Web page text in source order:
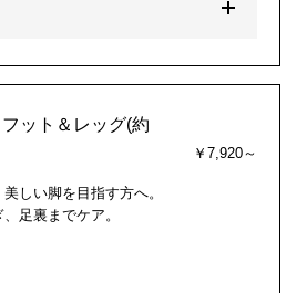
フット＆レッグ(約
￥7,920～
しい脚を目指す方へ。
足裏までケア。